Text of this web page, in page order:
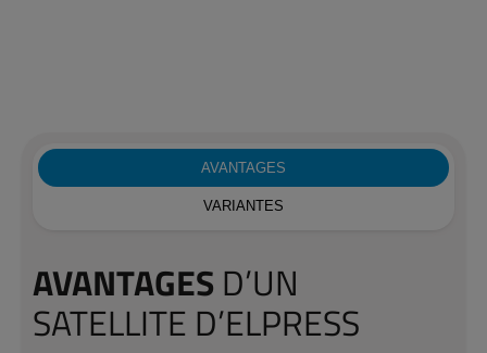
AVANTAGES
VARIANTES
AVANTAGES D’UN
SATELLITE D’ELPRESS